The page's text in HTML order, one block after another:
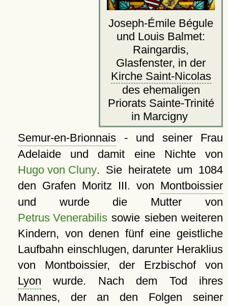
Joseph-Émile Bégule
und Louis Balmet:
Raingardis,
Glasfenster, in der
Kirche Saint-Nicolas
des ehemaligen
Priorats Sainte-Trinité
in Marcigny
Semur-en-Brionnais- und seiner Frau
Adelaide und damit eine Nichte von
Hugo von Cluny. Sie heiratete um 1084
den Grafen Moritz III. von Montboissier
und wurde die Mutter von
Petrus Venerabilissowie sieben weiteren
Kindern, von denen fünf eine geistliche
Laufbahn einschlugen, darunter Heraklius
von Montboissier, der Erzbischof von
Lyon wurde. Nach dem Tod ihres
Mannes, der an den Folgen seiner